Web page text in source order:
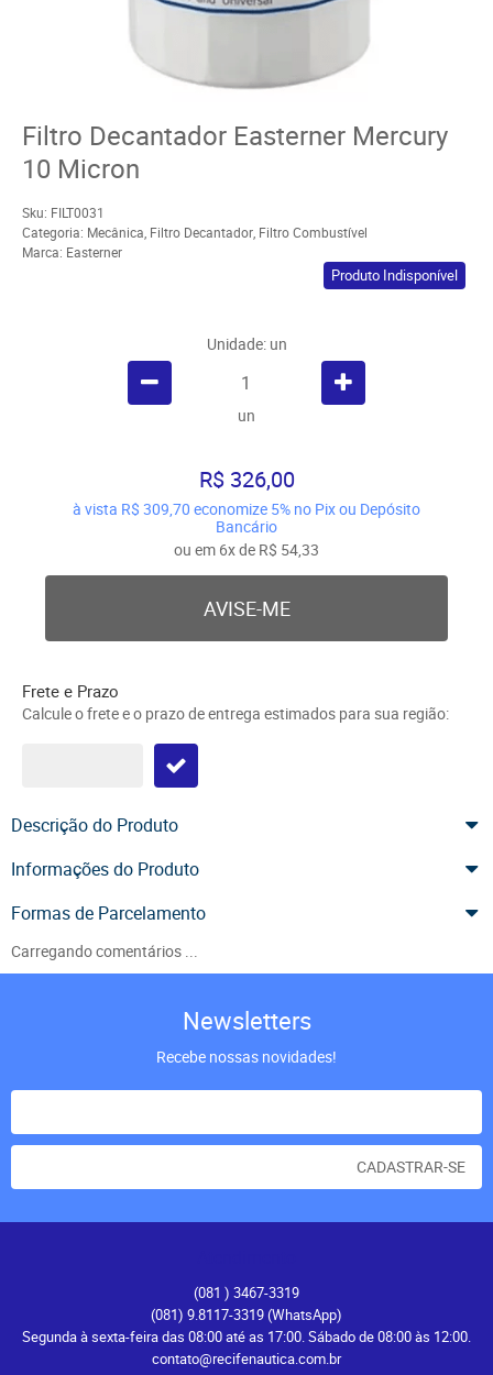
Filtro Decantador Easterner Mercury
10 Micron
Sku: FILT0031
Categoria: Mecânica, Filtro Decantador, Filtro Combustível
Marca: Easterner
Produto Indisponível
Unidade: un
un
R$ 326,00
à vista R$ 309,70 economize 5% no Pix ou Depósito
Bancário
ou em 6xde R$ 54,33
AVISE-ME
Frete e Prazo
Calcule o frete e o prazo de entrega estimados para sua região:
Descrição do Produto
Informações do Produto
Formas de Parcelamento
Carregando comentários ...
Newsletters
Recebe nossas novidades!
CADASTRAR-SE
(081 ) 3467-3319
(081) 9.8117-3319(WhatsApp)
Segunda à sexta-feira das 08:00 até as 17:00. Sábado de 08:00 às 12:00.
contato@recifenautica.com.br